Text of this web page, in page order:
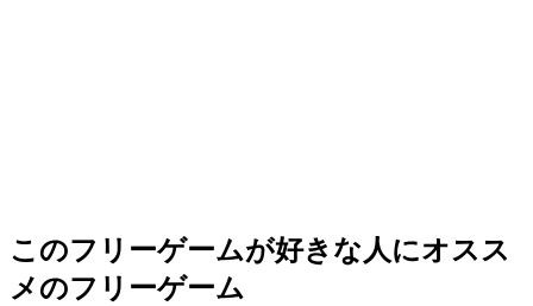
このフリーゲームが好きな人にオスス
メのフリーゲーム